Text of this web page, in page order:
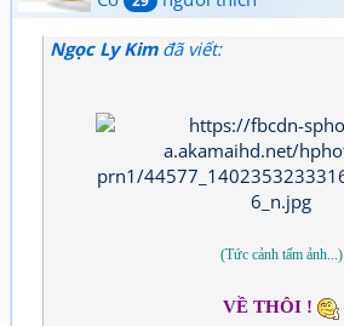
Ngọc Ly Kimđã viết:
(Tức cảnh tấm ảnh...)
VỀ THÔI !